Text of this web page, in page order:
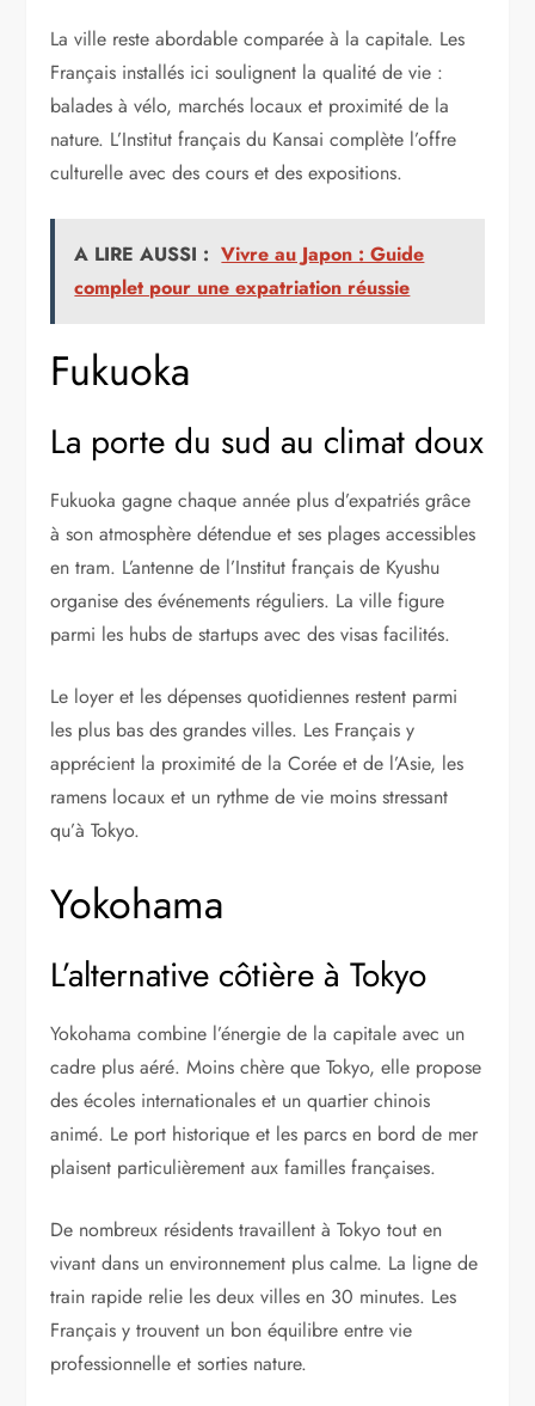
La ville reste abordable comparée à la capitale. Les
Français installés ici soulignent la qualité de vie :
balades à vélo, marchés locaux et proximité de la
nature. L’Institut français du Kansai complète l’offre
culturelle avec des cours et des expositions.
A LIRE AUSSI : Vivre au Japon : Guide
complet pour une expatriation réussie
Fukuoka
La porte du sud au climat doux
Fukuoka gagne chaque année plus d’expatriés grâce
à son atmosphère détendue et ses plages accessibles
en tram. L’antenne de l’Institut français de Kyushu
organise des événements réguliers. La ville figure
parmi les hubs de startups avec des visas facilités.
Le loyer et les dépenses quotidiennes restent parmi
les plus bas des grandes villes. Les Français y
apprécient la proximité de la Corée et de l’Asie, les
ramens locaux et un rythme de vie moins stressant
qu’à Tokyo.
Yokohama
L’alternative côtière à Tokyo
Yokohama combine l’énergie de la capitale avec un
cadre plus aéré. Moins chère que Tokyo, elle propose
des écoles internationales et un quartier chinois
animé. Le port historique et les parcs en bord de mer
plaisent particulièrement aux familles françaises.
De nombreux résidents travaillent à Tokyo tout en
vivant dans un environnement plus calme. La ligne de
train rapide relie les deux villes en 30 minutes. Les
Français y trouvent un bon équilibre entre vie
professionnelle et sorties nature.